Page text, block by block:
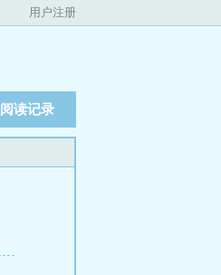
用户注册
阅读记录